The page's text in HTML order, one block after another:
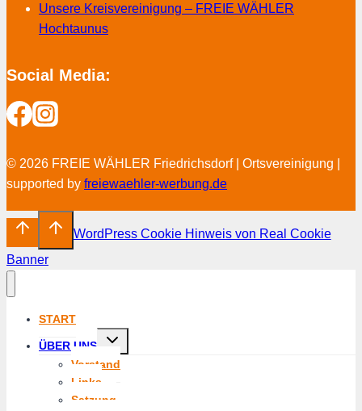
Unsere Kreisvereinigung – FREIE WÄHLER
Hochtaunus
Social Media:
© 2026 FREIE WÄHLER Friedrichsdorf | Ortsvereinigung |
supported by freiewaehler-werbung.de
WordPress Cookie Hinweis von Real Cookie
Banner
START
ÜBER UNS
Untermenü
Vorstand
Links
Satzung